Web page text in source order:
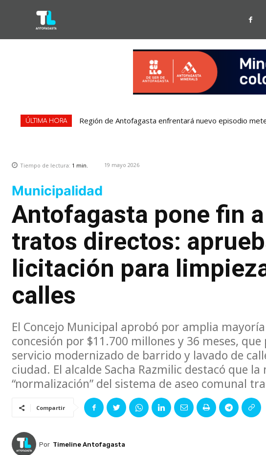
ÚLTIMA HORA Región de Antofagasta enfrentará nuevo episodio
Bipay explica: Así funciona el pago con tarjetas
Tiempo de lectura: 1 min. 19 mayo 2026
Municipalidad
Antofagasta pone fin
tratos directos:
licitación para
calles
El Concejo Municipal aprobó por amplia
concesión por $11.700 millones y 36 meses,
servicio modernizado de barrido y lavado de
ciudad. El alcalde Sacha Razmilic destacó que
“normalización” del sistema de aseo comunal
Compartir
Por Timeline Antofagasta